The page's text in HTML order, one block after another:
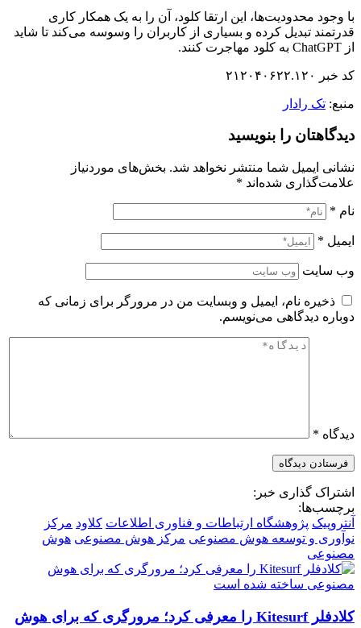
با وجود محدودیت‌ها، این ارتقا کلود، آن را به یک همکار کاری
قدرتمند تبدیل کرده و بسیاری از کاربران را وسوسه می‌کند تا شاید
از ChatGPT به کلود مهاجرت کنند.
کد خبر ۲۱۲۰۴۰۶۲۲.۱۲۰
منبع: تک رادار
دیدگاهتان را بنویسید
نشانی ایمیل شما منتشر نخواهد شد. بخش‌های موردنیاز
علامت‌گذاری شده‌اند *
نام *
ایمیل *
وب‌ سایت
ذخیره نام، ایمیل و وبسایت من در مرورگر برای زمانی که
دوباره دیدگاهی می‌نویسم.
دیدگاه *
اشتراک گذاری خبر:
برچسب‌ها:
آنتروپیک پژوهشگاه ارتباطات و فناوری اطلاعات کلاود مرکز
نوآوری و توسعه هوش مصنوعی مرکز هوش مصنوعی هوش
مصنوعی
کلادفلر Kitesurf را معرفی کرد؛ مرورگری که برای هوش